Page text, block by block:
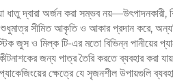
ধাতু দ্বারা অর্জন করা সম্ভব নয়—উৎপাদনকারী,
সীমিত আকৃতি ও আকার প্রদান করে,
জুস ও মিল্ক টি-এর মতো বিভিন্ন পানীয়ের
জন্য পাত্র তৈরি করতে ব্যবহার করা
প্যাকেজিংয়ের ক্ষেত্রে যে সৃজনশীল উপায়গুলি